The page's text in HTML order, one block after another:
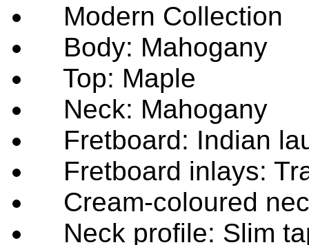
Modern Collection
Body: Mahogany
Top: Maple
Neck: Mahogany
Fretboard: Indian
Fretboard inlays:
Cream-coloured
Neck profile: Slim